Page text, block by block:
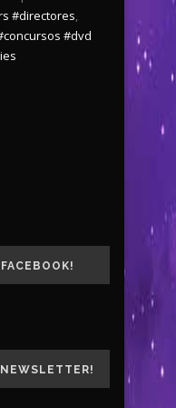
#directores,
#dvd